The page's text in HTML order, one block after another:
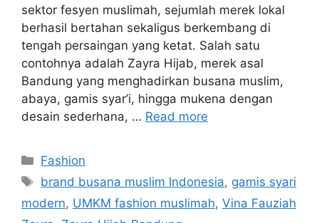
sektor fesyen muslimah, sejumlah merek lokal
berhasil bertahan sekaligus berkembang di
tengah persaingan yang ketat. Salah satu
contohnya adalah Zayra Hijab, merek asal
Bandung yang menghadirkan busana muslim,
abaya, gamis syar’i, hingga mukena dengan
desain sederhana, … Read more
Categories
Fashion
Tags
brand busana muslim Indonesia, gamis syari
modern, UMKM fashion muslimah, Vina Fauziah